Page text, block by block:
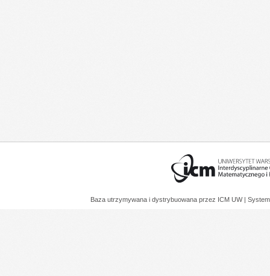
Baza utrzymywana i dystrybuowana przez ICM UW |